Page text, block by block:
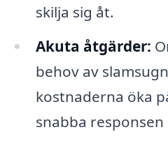
skilja sig åt.
Akuta åtgärder:
behov av
kostnaderna öka
snabba responsen